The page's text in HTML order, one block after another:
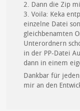
2. Dann die Zip
3. Voila: Keka
einzelne Datei
gleichbenamten
Unterordnern
in der PP-Datei
dann in einem
Dankbar für
mir an den